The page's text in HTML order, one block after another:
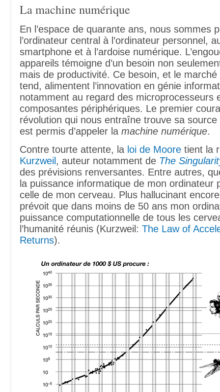
La machine numérique
En l’espace de quarante ans, nous sommes
l’ordinateur central à l’ordinateur personnel,
smartphone et à l’ardoise numérique.
appareils témoigne d’un besoin non
mais de productivité. Ce besoin, et le
tend, alimentent l’innovation en génie
notamment au regard des microprocesseurs
composantes périphériques. Le premier
révolution qui nous entraîne trouve sa source
est permis d’appeler la machine numérique.
Contre tourte attente, la loi de Moore tient la
Kurzweil , auteur notamment de The
des prévisions renversantes. Entre autres,
la puissance informatique de mon ordinateur
celle de mon cerveau. Plus hallucinant
prévoit que dans moins de 50 ans mon
puissance computationnelle de tous les
l’humanité réunis (Kurzweil: The Law of
Returns).